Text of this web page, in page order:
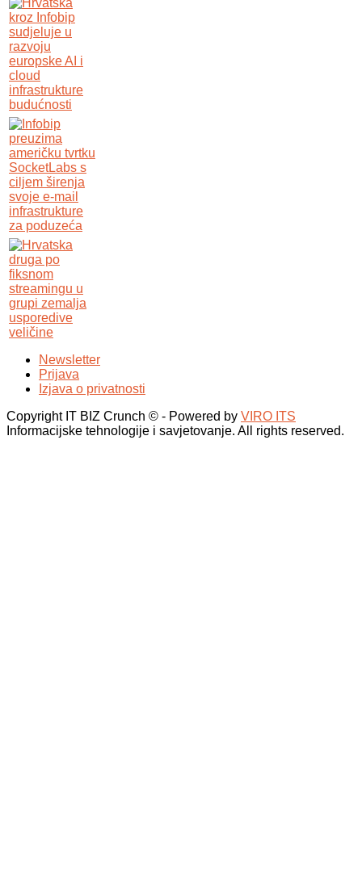
Newsletter
Prijava
Izjava o privatnosti
Copyright IT BIZ Crunch © - Powered by VIRO ITS
Informacijske tehnologije i savjetovanje. All rights reserved.